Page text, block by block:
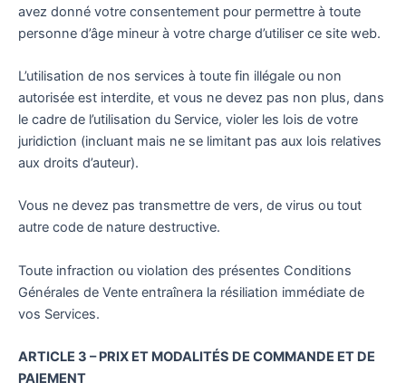
avez donné votre consentement pour permettre à toute
personne d’âge mineur à votre charge d’utiliser ce site web.
L’utilisation de nos services à toute fin illégale ou non
autorisée est interdite, et vous ne devez pas non plus, dans
le cadre de l’utilisation du Service, violer les lois de votre
juridiction (incluant mais ne se limitant pas aux lois relatives
aux droits d’auteur).
Vous ne devez pas transmettre de vers, de virus ou tout
autre code de nature destructive.
Toute infraction ou violation des présentes Conditions
Générales de Vente entraînera la résiliation immédiate de
vos Services.
ARTICLE 3 – PRIX ET MODALITÉS DE COMMANDE ET DE
PAIEMENT